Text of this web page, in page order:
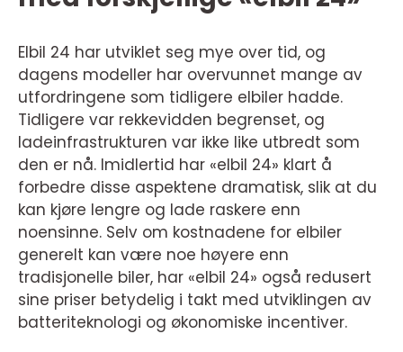
Elbil 24 har utviklet seg mye over tid, og
dagens modeller har overvunnet mange av
utfordringene som tidligere elbiler hadde.
Tidligere var rekkevidden begrenset, og
ladeinfrastrukturen var ikke like utbredt som
den er nå. Imidlertid har «elbil 24» klart å
forbedre disse aspektene dramatisk, slik at du
kan kjøre lengre og lade raskere enn
noensinne. Selv om kostnadene for elbiler
generelt kan være noe høyere enn
tradisjonelle biler, har «elbil 24» også redusert
sine priser betydelig i takt med utviklingen av
batteriteknologi og økonomiske incentiver.